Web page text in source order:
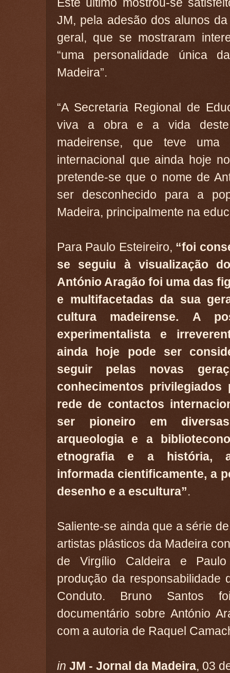
JM, pela adesão dos alunos
geral, que se mostraram
“uma personalidade única
Madeira”.
“A Secretaria Regional de
viva a obra e a vida deste
madeirense, que teve uma
internacional que ainda hoje
pretende-se que o nome de
ser desconhecido para a
Madeira, principalmente na
Para Paulo Esteireiro, “foi
se seguiu à visualização
António Aragão foi uma das
e multifacetadas da sua
cultura madeirense. A
experimentalista e
ainda hoje pode ser
seguir pelas novas
conhecimentos
rede de contactos
ser pioneiro em
arqueologia e a
etnografia e a história,
informada cientificamente, a
desenho e a escultura”.
Saliente-se ainda que a série
artistas plásticos da Madeira
de Virgílio Caldeira e
produção da responsabilidade
Conduto. Bruno Santos
documentário sobre António
com a autoria de Raquel
in JM - Jornal da Madeira, 03